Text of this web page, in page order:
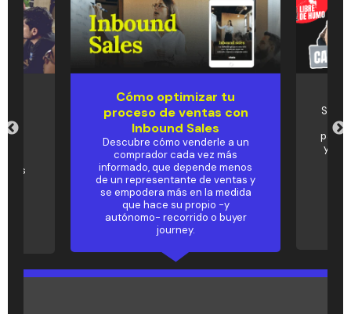
Cómo optimizar tu
proceso de ventas con
Inbound Sales
Descubre cómo venderle a un
comprador cada vez más
informado, que depende menos
de un representante de ventas y
se empodera más en la medida
que hace su propio -y
autónomo- recorrido o buyer
journey.
Si de
para
y no